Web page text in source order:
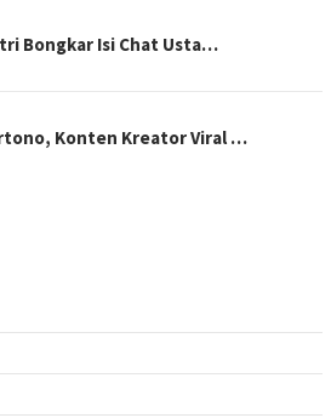
Bongkar Isi Chat Usta…
Konten Kreator Viral …